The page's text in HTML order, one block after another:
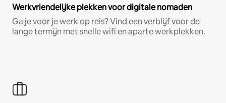
Werkvriendelijke plekken voor digitale nomaden
Ga je voor je werk op reis? Vind een verblijf voor de
lange termijn met snelle wifi en aparte werkplekken.